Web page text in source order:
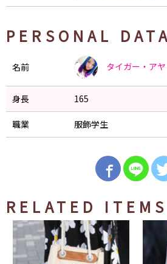
PERSONAL
名前 タイガー・ア
身長 165
職業 服飾学生
RELATED ITEMS